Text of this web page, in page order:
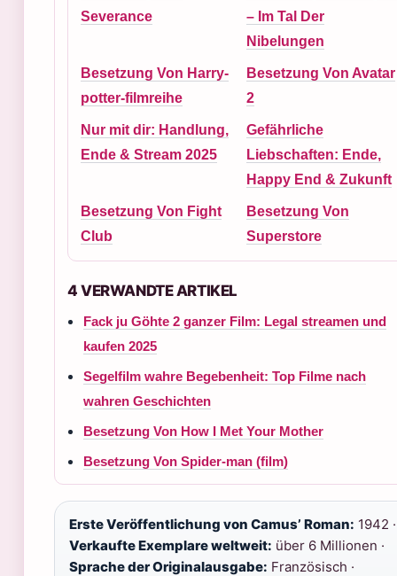
Severance
– Im Tal Der
Nibelungen
Besetzung Von Harry-
potter-filmreihe
Besetzung Von Avatar
2
Nur mit dir: Handlung,
Ende & Stream 2025
Gefährliche
Liebschaften: Ende,
Happy End & Zukunft
Besetzung Von Fight
Club
Besetzung Von
Superstore
4 VERWANDTE ARTIKEL
Fack ju Göhte 2 ganzer Film: Legal streamen und
kaufen 2025
Segelfilm wahre Begebenheit: Top Filme nach
wahren Geschichten
Besetzung Von How I Met Your Mother
Besetzung Von Spider-man (film)
Erste Veröffentlichung von Camus’ Roman: 1942 ·
Verkaufte Exemplare weltweit: über 6 Millionen ·
Sprache der Originalausgabe: Französisch ·